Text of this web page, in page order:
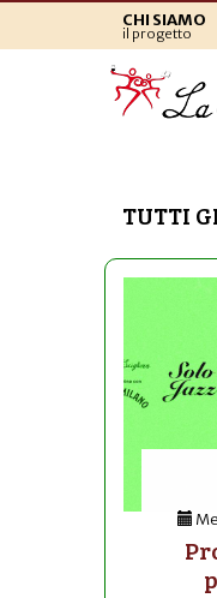
CHI SIAMO
il progetto
TUTTI